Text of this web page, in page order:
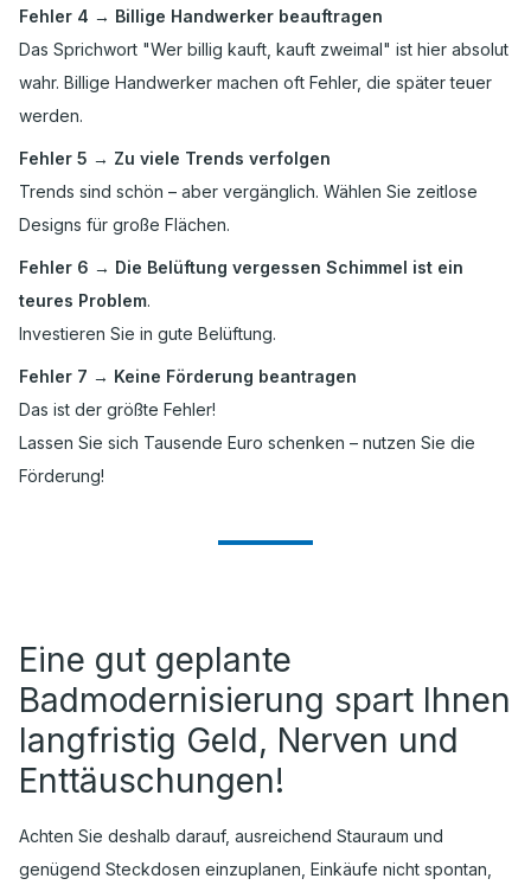
Fehler 4 → Billige Handwerker beauftragen
Das Sprichwort "Wer billig kauft, kauft zweimal" ist hier absolut
wahr. Billige Handwerker machen oft Fehler, die später teuer
werden.
Fehler 5 → Zu viele Trends verfolgen
Trends sind schön – aber vergänglich. Wählen Sie zeitlose
Designs für große Flächen.
Fehler 6 → Die Belüftung vergessen Schimmel ist ein
teures Problem.
Investieren Sie in gute Belüftung.
Fehler 7 → Keine Förderung beantragen
Das ist der größte Fehler!
Lassen Sie sich Tausende Euro schenken – nutzen Sie die
Förderung!
Eine gut geplante
Badmodernisierung spart Ihnen
langfristig Geld, Nerven und
Enttäuschungen!
Achten Sie deshalb darauf, ausreichend Stauraum und
genügend Steckdosen einzuplanen, Einkäufe nicht spontan,